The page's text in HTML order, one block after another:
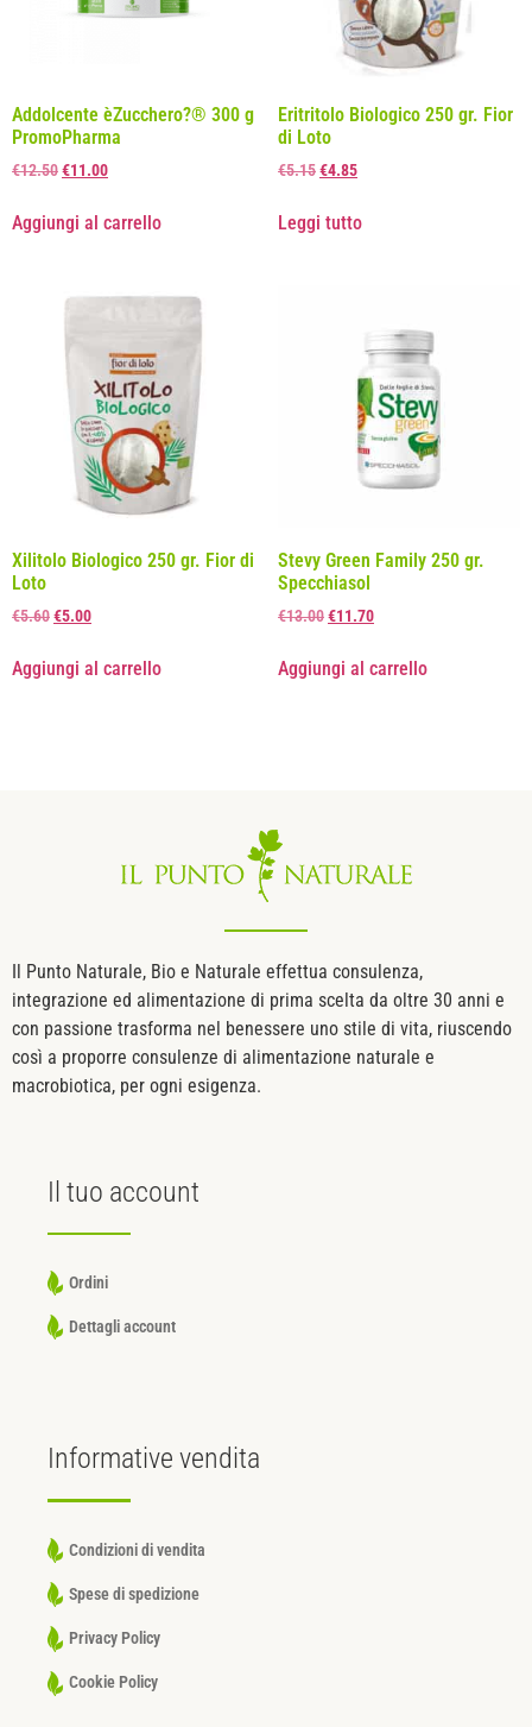
Addolcente èZucchero?® 300 g
PromoPharma
€12.50€11.00
Aggiungi al carrello
Eritritolo Biologico 250 gr. Fior
di Loto
€5.15€4.85
Leggi tutto
Xilitolo Biologico 250 gr. Fior di
Loto
€5.60€5.00
Aggiungi al carrello
Stevy Green Family 250 gr.
Specchiasol
€13.00€11.70
Aggiungi al carrello
Il Punto Naturale, Bio e Naturale effettua consulenza,
integrazione ed alimentazione di prima scelta da oltre 30 anni e
con passione trasforma nel benessere uno stile di vita, riuscendo
così a proporre consulenze di alimentazione naturale e
macrobiotica, per ogni esigenza.
Il tuo account
Ordini
Dettagli account
Informative vendita
Condizioni di vendita
Spese di spedizione
Privacy Policy
Cookie Policy